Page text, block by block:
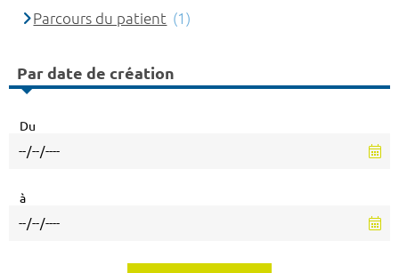
Parcours du patient (1)
Par date de création
Du
à